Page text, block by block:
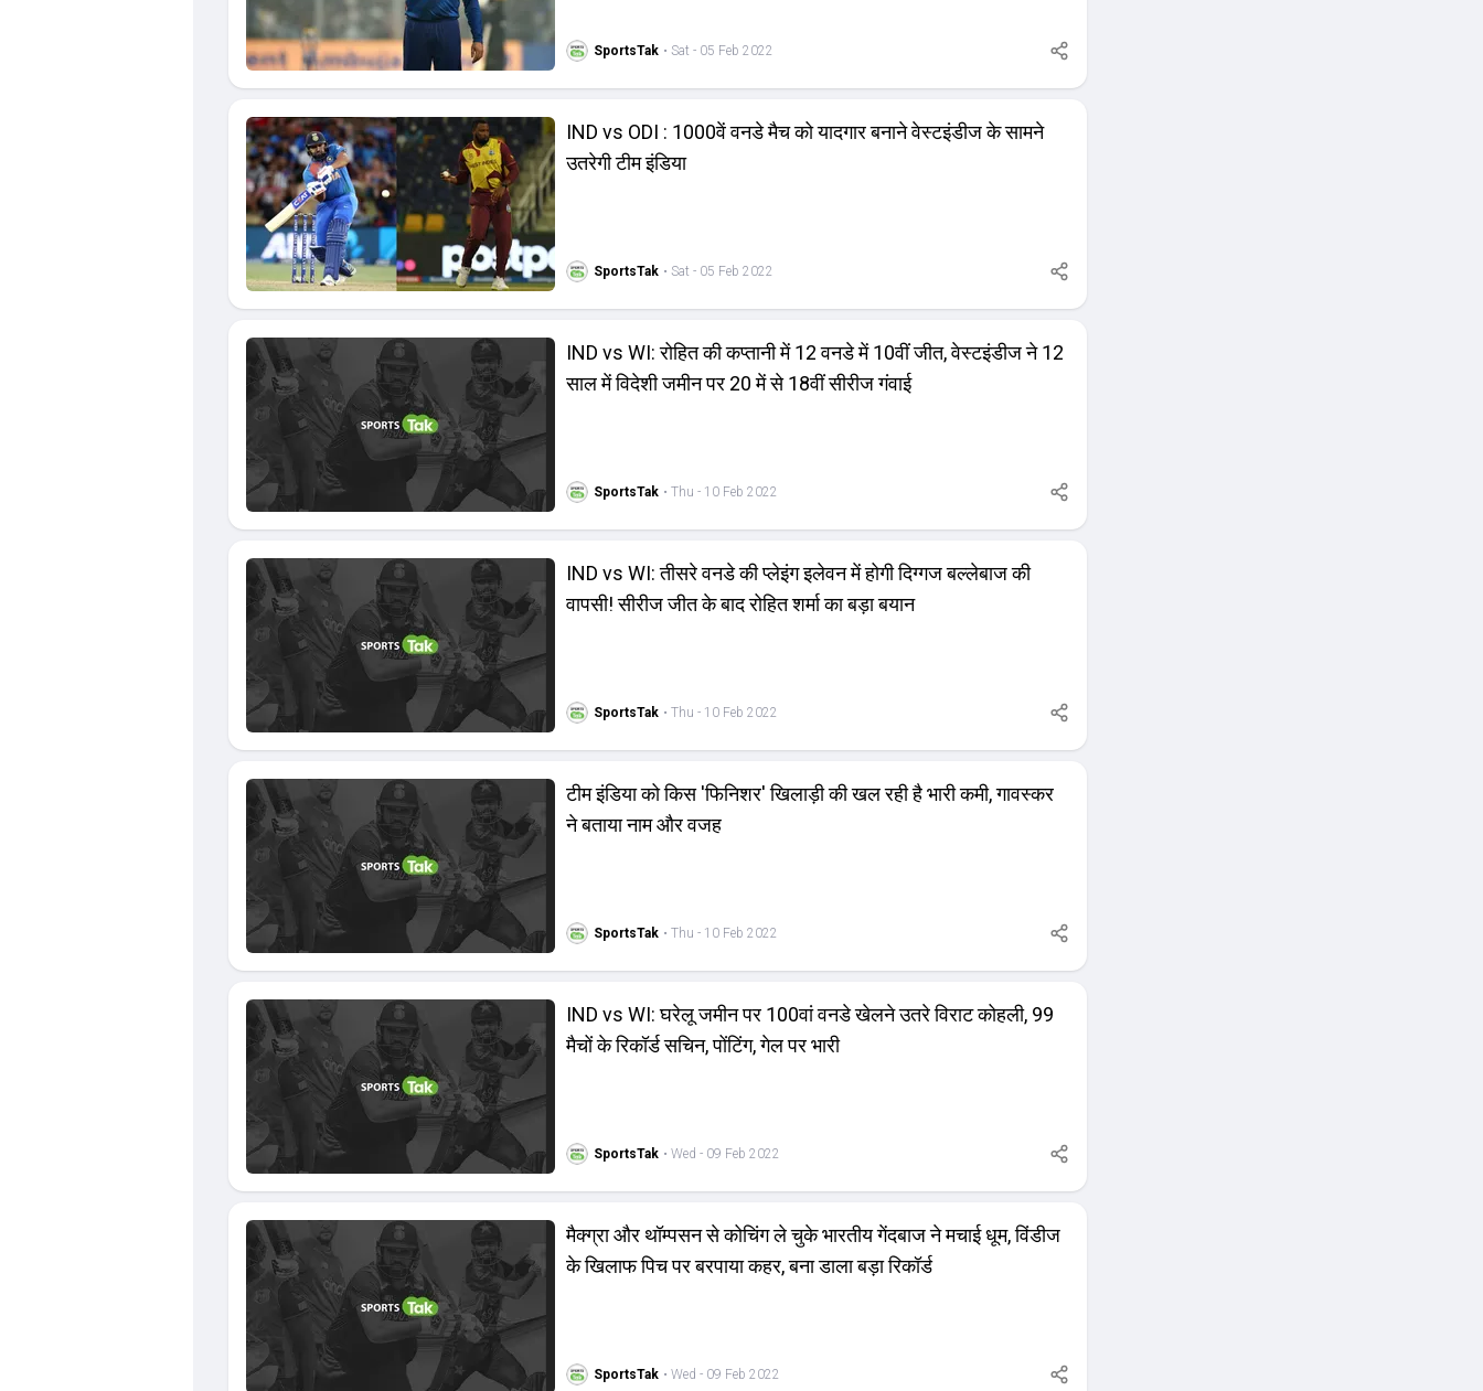
SportsTak • Sat - 05 Feb 2022
IND vs ODI : 1000वें वनडे मैच को यादगार बनाने वेस्टइंडीज के सामने
उतरेगी टीम इंडिया
SportsTak • Sat - 05 Feb 2022
IND vs WI: रोहित की कप्‍तानी में 12 वनडे में 10वीं जीत, वेस्‍टइंडीज ने 12
साल में विदेशी जमीन पर 20 में से 18वीं सीरीज गंवाई
SportsTak • Thu - 10 Feb 2022
IND vs WI: तीसरे वनडे की प्‍लेइंग इलेवन में होगी दिग्‍गज बल्‍लेबाज की
वापसी! सीरीज जीत के बाद रोहित शर्मा का बड़ा बयान
SportsTak • Thu - 10 Feb 2022
टीम इंडिया को किस 'फिनिशर' खिलाड़ी की खल रही है भारी कमी, गावस्कर
ने बताया नाम और वजह
SportsTak • Thu - 10 Feb 2022
IND vs WI: घरेलू जमीन पर 100वां वनडे खेलने उतरे विराट कोहली, 99
मैचों के रिकॉर्ड सचिन, पोंटिंग, गेल पर भारी
SportsTak • Wed - 09 Feb 2022
मैक्ग्रा और थॉम्पसन से कोचिंग ले चुके भारतीय गेंदबाज ने मचाई धूम, विंडीज
के खिलाफ पिच पर बरपाया कहर, बना डाला बड़ा रिकॉर्ड
SportsTak • Wed - 09 Feb 2022